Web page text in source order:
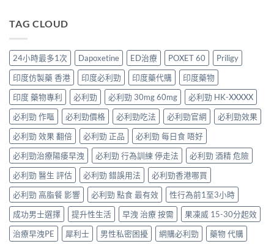
安
與
療
效
評
估〉
中
解
用
條
件、
風
險
與
安
全
指
南〉
中
合
何
同
時
解
決
勃
起
功
能
障
礙
與
早
洩〉
中
顆
夠？
破
解
「劑
量
尷
尬」
的
三
種
解
法
與
替
代
方
案〉
中
Force
完
整
解
析：
雙
效
果
凍
威、
西
地
那
非
＋
達
泊
西
汀
一
TAG CLOUD
24小時最多1次 Dapoxetine ED治療 POXET 60
Priligy
印度仿製藥 香港
印度必利勁 印度藥代購
印度藥物
印度 藥物專利
必利勁 必利勁 30mg 60mg
必利勁 HK-XXXXX
必利勁 作嘔
必利勁價格 必利勁吃法 必利勁官網
必利勁效果
必利勁 效果 翻倍
必利勁 正品
必利勁 每日食 唔好
必利勁治療陽痿早洩
必利勁 行為訓練 停走法
必利勁 酒精 危險
必利勁 醫生 評估
必利勁 錯誤用法
必利勁香港哪買
必利勁 高脂餐 影響
必利勁 點食 最有效
性行為前1至3小時
成功男士選擇
提升性生活 早洩 治療 按需
果凍威 15-30分起效
治療早洩PE
犀利士 男性私密困擾 網購必利勁
藥物 代購